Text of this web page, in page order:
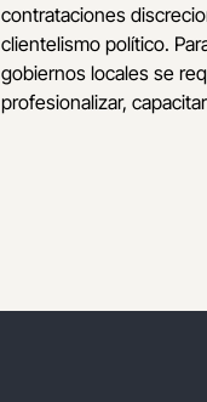
contrataciones
clientelismo político.
gobiernos locales se
profesionalizar,